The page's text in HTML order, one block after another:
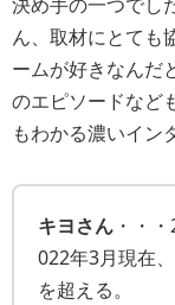
ん、取材にとても
ームが好きなんだ
のエピソードなど
もわかる濃いイン
キヨさん ・・
022年3月現在
を超える。